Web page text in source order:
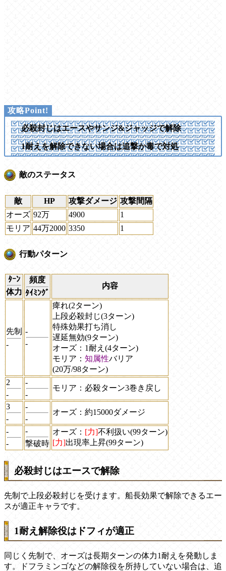
必殺封じはエースやサンジ&ジャッジで解除
1耐えを解除できない場合は追撃か毒で対処
敵のステータス
敵 HP 攻撃ダメージ 攻撃間隔
オーズ 92万 4900
1
モリア 44万2000 3350 1
行動パターン
ﾀｰﾝ
体力
頻度
ﾀｲﾐﾝｸﾞ
内容
先制
-
-
-
痺れ(2ターン)
上段必殺封じ(3ターン)
特殊効果打ち消し
遅延無効(9ターン)
オーズ：1耐え(4ターン)
モリア： 知属性バリア
(20万/98ターン)
2
-
-
-
モリア：必殺ターン3巻き戻し
3
-
-
-
オーズ：約15000ダメージ
-
-
-
撃破時
オーズ： [力]不利扱い(99ターン)
[力]出現率上昇(99ターン)
必殺封じはエースで解除
先制で上段必殺封じを受けます。船長効果で解除できるエー
スが適正キャラです。
1耐え解除役はドフィが適正
同じく先制で、オーズは長期ターンの体力1耐えを発動しま
す。ドフラミンゴなどの解除役を所持していない場合は、追